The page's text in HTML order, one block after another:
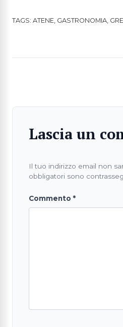
TAGS: ATENE GASTRONOMIA
Lascia un
Il tuo indirizzo email non
obbligatori sono
Commento *